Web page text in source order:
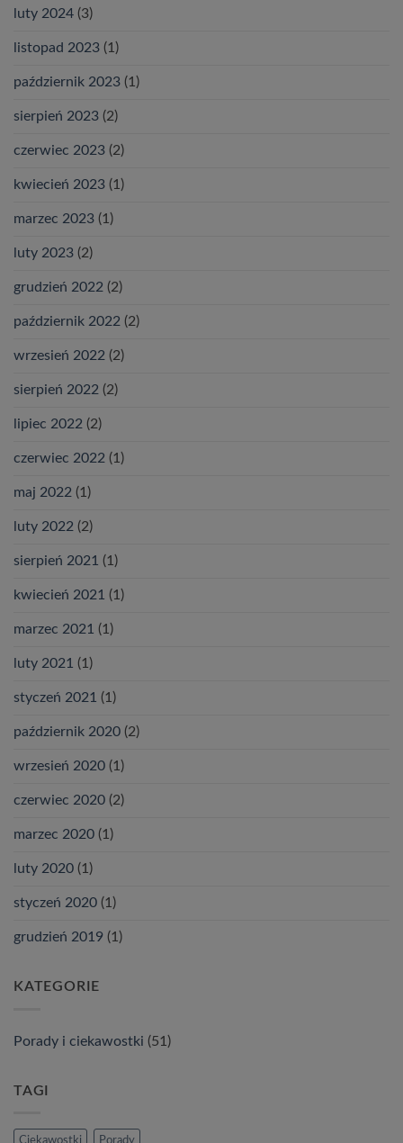
luty 2024 (3)
listopad 2023 (1)
październik 2023 (1)
sierpień 2023 (2)
czerwiec 2023 (2)
kwiecień 2023 (1)
marzec 2023 (1)
luty 2023 (2)
grudzień 2022 (2)
październik 2022 (2)
wrzesień 2022 (2)
sierpień 2022 (2)
lipiec 2022 (2)
czerwiec 2022 (1)
maj 2022 (1)
luty 2022 (2)
sierpień 2021 (1)
kwiecień 2021 (1)
marzec 2021 (1)
luty 2021 (1)
styczeń 2021 (1)
październik 2020 (2)
wrzesień 2020 (1)
czerwiec 2020 (2)
marzec 2020 (1)
luty 2020 (1)
styczeń 2020 (1)
grudzień 2019 (1)
KATEGORIE
Porady i ciekawostki (51)
TAGI
Ciekawostki Porady